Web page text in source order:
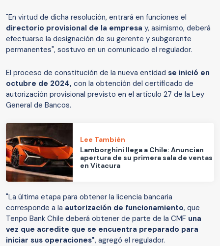
"En virtud de dicha resolución, entrará en funciones el
directorio provisional de la empresa y, asimismo, deberá
efectuarse la designación de su gerente y subgerente
permanentes", sostuvo en un comunicado el regulador.
El proceso de constitución de la nueva entidad se inició en
octubre de 2024, con la obtención del certificado de
autorización provisional previsto en el artículo 27 de la Ley
General de Bancos.
Lee También
Lamborghini llega a Chile: Anuncian
apertura de su primera sala de ventas
en Vitacura
"La última etapa para obtener la licencia bancaria
corresponde a la autorización de funcionamiento, que
Tenpo Bank Chile deberá obtener de parte de la CMF una
vez que acredite que se encuentra preparado para
iniciar sus operaciones", agregó el regulador.